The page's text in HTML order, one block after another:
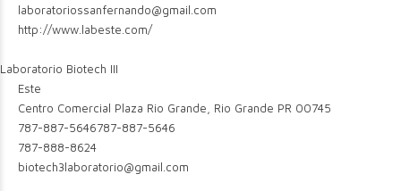
laboratoriossanfernando@gmail.com
http://www.labeste.com/
Laboratorio Biotech III
Este
Centro Comercial Plaza Rio Grande, Rio Grande PR 00745
787-887-5646787-887-5646
787-888-8624
biotech3laboratorio@gmail.com